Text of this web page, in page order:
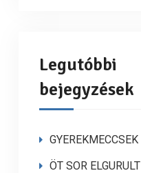
Legutóbbi
bejegyzések
GYEREKMECCSEK
ÖT SOR ELGURULT